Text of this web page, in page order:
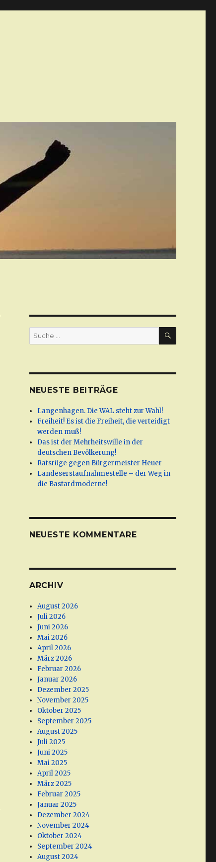
Suche
nach:
SUCHE
NEUESTE BEITRÄGE
Langenhagen. Die WAL steht zur Wahl!
Freiheit! Es ist die Freiheit, die verteidigt
werden muß!
Das ist der Mehrheitswille in der
deutschen Bevölkerung!
Ratsrüge gegen Bürgermeister Heuer
Landeserstaufnahmestelle – der Weg in
die Bastardmoderne!
NEUESTE KOMMENTARE
ARCHIV
August 2026
Juli 2026
Juni 2026
Mai 2026
April 2026
März 2026
Februar 2026
Januar 2026
Dezember 2025
November 2025
Oktober 2025
September 2025
August 2025
Juli 2025
Juni 2025
Mai 2025
April 2025
März 2025
Februar 2025
Januar 2025
Dezember 2024
November 2024
Oktober 2024
September 2024
August 2024